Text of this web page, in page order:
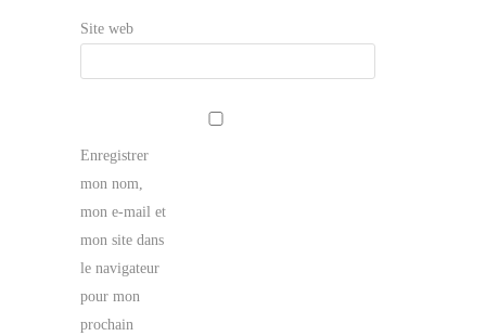
Site web
Enregistrer
mon nom,
mon e-mail et
mon site dans
le navigateur
pour mon
prochain